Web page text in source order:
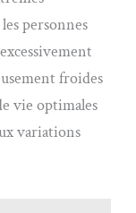
personnes
froides
vie optimales
variations